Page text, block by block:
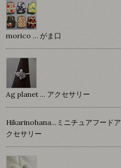
morico … がま口
Ag planet … アクセサリー
Hikarinohana…ミニチュアフードア
クセサリー